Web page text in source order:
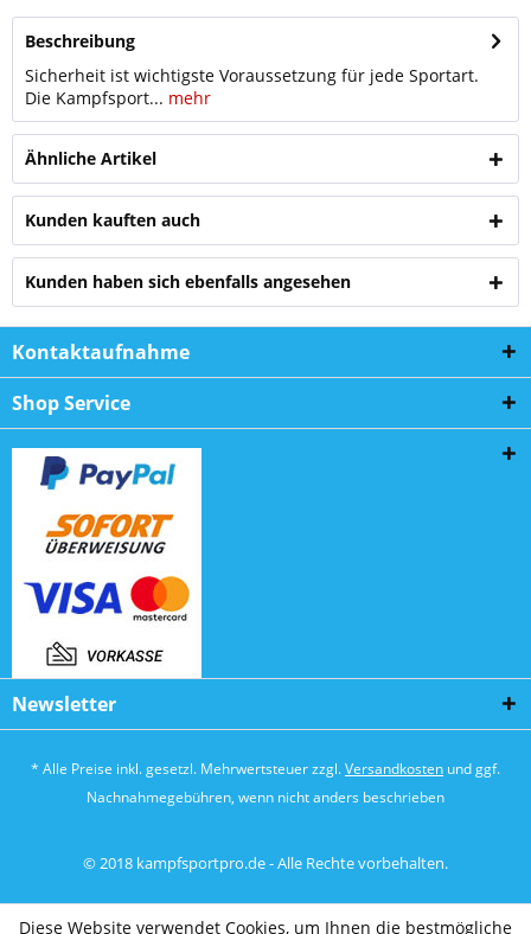
Beschreibung
Sicherheit ist wichtigste Voraussetzung für jede Sportart.
Die Kampfsport... mehr
Ähnliche Artikel
Kunden kauften auch
Kunden haben sich ebenfalls angesehen
Kontaktaufnahme
Shop Service
Newsletter
* Alle Preise inkl. gesetzl. Mehrwertsteuer zzgl.Versandkosten und ggf.
Nachnahmegebühren, wenn nicht anders beschrieben
© 2018 kampfsportpro.de - Alle Rechte vorbehalten.
Diese Website verwendet Cookies, um Ihnen die bestmögliche